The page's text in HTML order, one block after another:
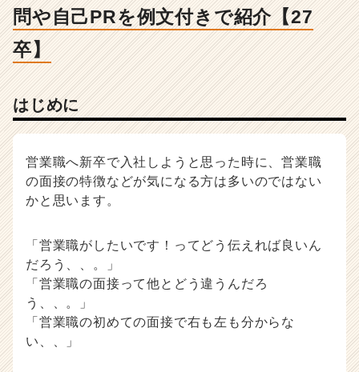
選
ハ
ウ
ベ
チ
成
問や自己PRを例文付きで紹介【27
卒】
はじめに
営業職へ新卒で入社しようと思った時に、営業職
の面接の特徴などが気になる方は多いのではない
かと思います。
「営業職がしたいです！ってどう伝えれば良いん
だろう、、。」
「営業職の面接って他とどう違うんだろ
う、、。」
「営業職の初めての面接で右も左も分からな
い、、」